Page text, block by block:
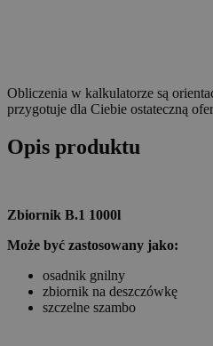
Obliczenia w kalkulatorze są
przygotuje dla Ciebie ostateczną
Opis produktu
Zbiornik B.1 1000l
Może być zastosowany jako:
osadnik gnilny
zbiornik na deszczówkę
szczelne szambo